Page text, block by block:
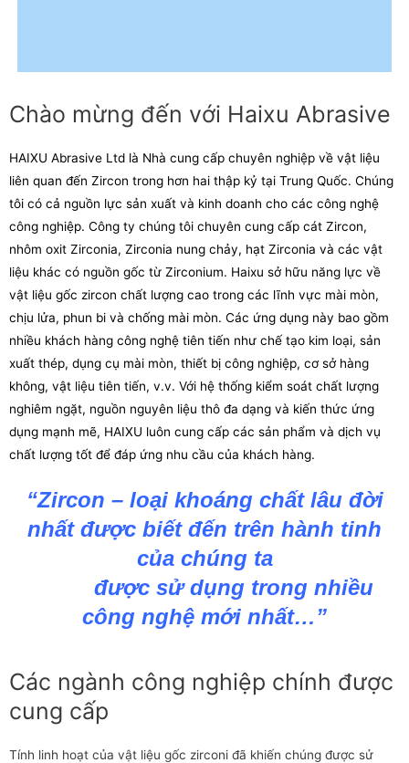
Chào mừng đến với Haixu Abrasive
HAIXU Abrasive Ltd là Nhà cung cấp chuyên nghiệp về vật liệu
liên quan đến Zircon trong hơn hai thập kỷ tại Trung Quốc. Chúng
tôi có cả nguồn lực sản xuất và kinh doanh cho các công nghệ
công nghiệp. Công ty chúng tôi chuyên cung cấp cát Zircon,
nhôm oxit Zirconia, Zirconia nung chảy, hạt Zirconia và các vật
liệu khác có nguồn gốc từ Zirconium. Haixu sở hữu năng lực về
vật liệu gốc zircon chất lượng cao trong các lĩnh vực mài mòn,
chịu lửa, phun bi và chống mài mòn. Các ứng dụng này bao gồm
nhiều khách hàng công nghệ tiên tiến như chế tạo kim loại, sản
xuất thép, dụng cụ mài mòn, thiết bị công nghiệp, cơ sở hàng
không, vật liệu tiên tiến, v.v. Với hệ thống kiểm soát chất lượng
nghiêm ngặt, nguồn nguyên liệu thô đa dạng và kiến ​​thức ứng
dụng mạnh mẽ, HAIXU luôn cung cấp các sản phẩm và dịch vụ
chất lượng tốt để đáp ứng nhu cầu của khách hàng.
“Zircon – loại khoáng chất lâu đời
nhất được biết đến trên hành tinh
của chúng ta
được sử dụng trong nhiều
công nghệ mới nhất…”
Các ngành công nghiệp chính được
cung cấp
Tính linh hoạt của vật liệu gốc zirconi đã khiến chúng được sử